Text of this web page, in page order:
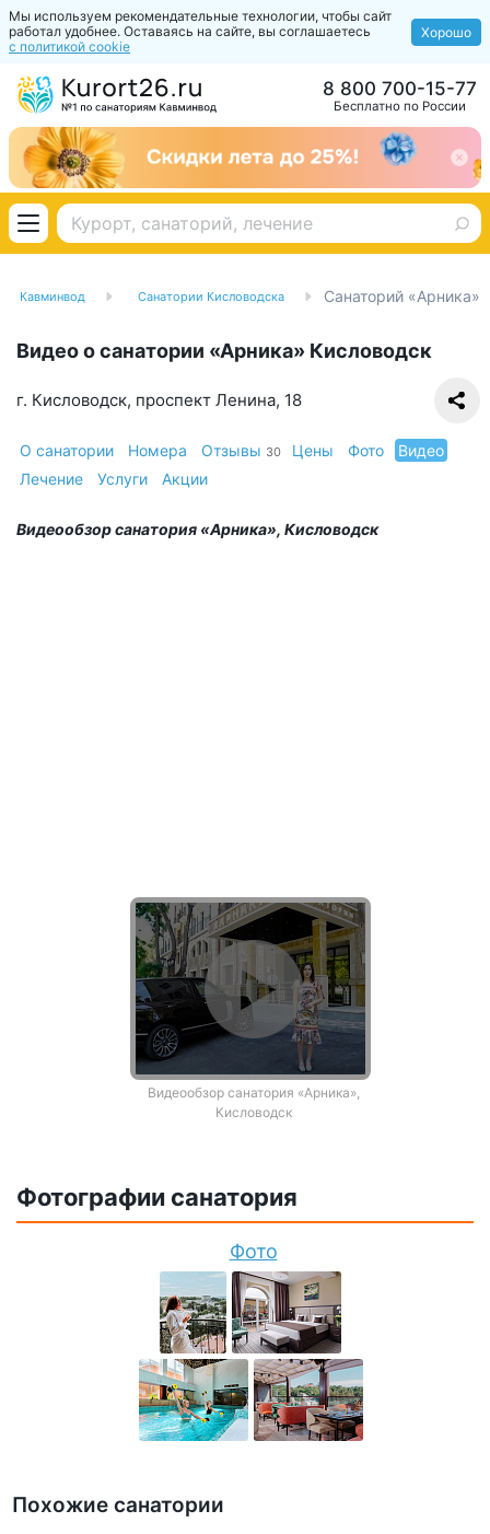
Мы используем рекомендательные технологии, чтобы сайт
работал удобнее. Оставаясь на сайте, вы соглашаетесь
с политикой cookie
Хорошо
Бесплатно по России
8 800 700-15-77
Кавминвод Санатории Кисловодска Санаторий «Арника»
Видео о санатории «Арника» Кисловодск
г. Кисловодск, проспект Ленина, 18
О санатории Номера Отзывы 30 Цены Фото
Видео
Лечение
Услуги Акции
Видеообзор санатория «Арника», Кисловодск
Видеообзор санатория «Арника»,
Кисловодск
Фотографии санатория
Фото
Похожие санатории